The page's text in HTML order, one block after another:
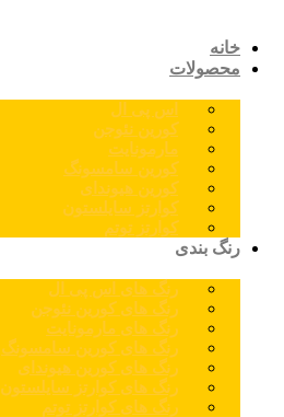
خانه
محصولات
اس پی ال
کورین نئوجن
مارمونایت
کورین سامسونگ
کورین هیوندای
کوارتز سایلستون
کوارتز توتم
رنگ بندی
رنگ های اس پی ال
رنگ های کورین نئوجن
رنگ های مارمونایت
رنگ های کورین سامسونگ
رنگ های کورین هیوندای
رنگ های کوارتز سایلستون
رنگ های کوارتز توتم